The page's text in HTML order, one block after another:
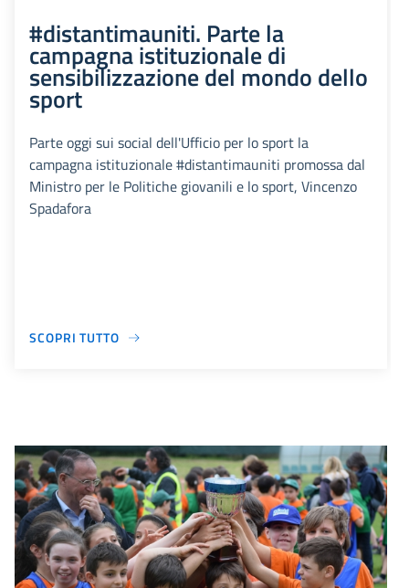
#distantimauniti. Parte la
campagna istituzionale di
sensibilizzazione del mondo dello
sport
Parte oggi sui social dell'Ufficio per lo sport la
campagna istituzionale #distantimauniti promossa dal
Ministro per le Politiche giovanili e lo sport, Vincenzo
Spadafora
SCOPRI TUTTO